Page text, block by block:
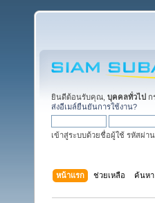
ยินดีต้อนรับคุณ, บุคคลทั่วไป ก
ส่งอีเมล์ยืนยันการใช้งาน?
เข้าสู่ระบบด้วยชื่อผู้ใช้ รหัสผ่า
หน้าแรก ช่วยเหลือ ค้นหา